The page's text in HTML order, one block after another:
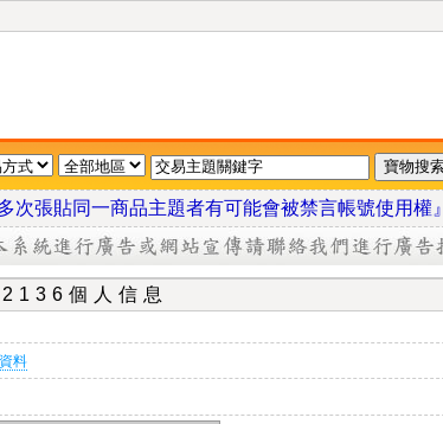
多次張貼同一商品主題者有可能會被禁言帳號使用權』
個人信息
料